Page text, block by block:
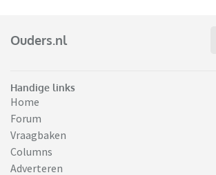
Ouders.nl
Handige links
Home
Forum
Vraagbaken
Columns
Adverteren